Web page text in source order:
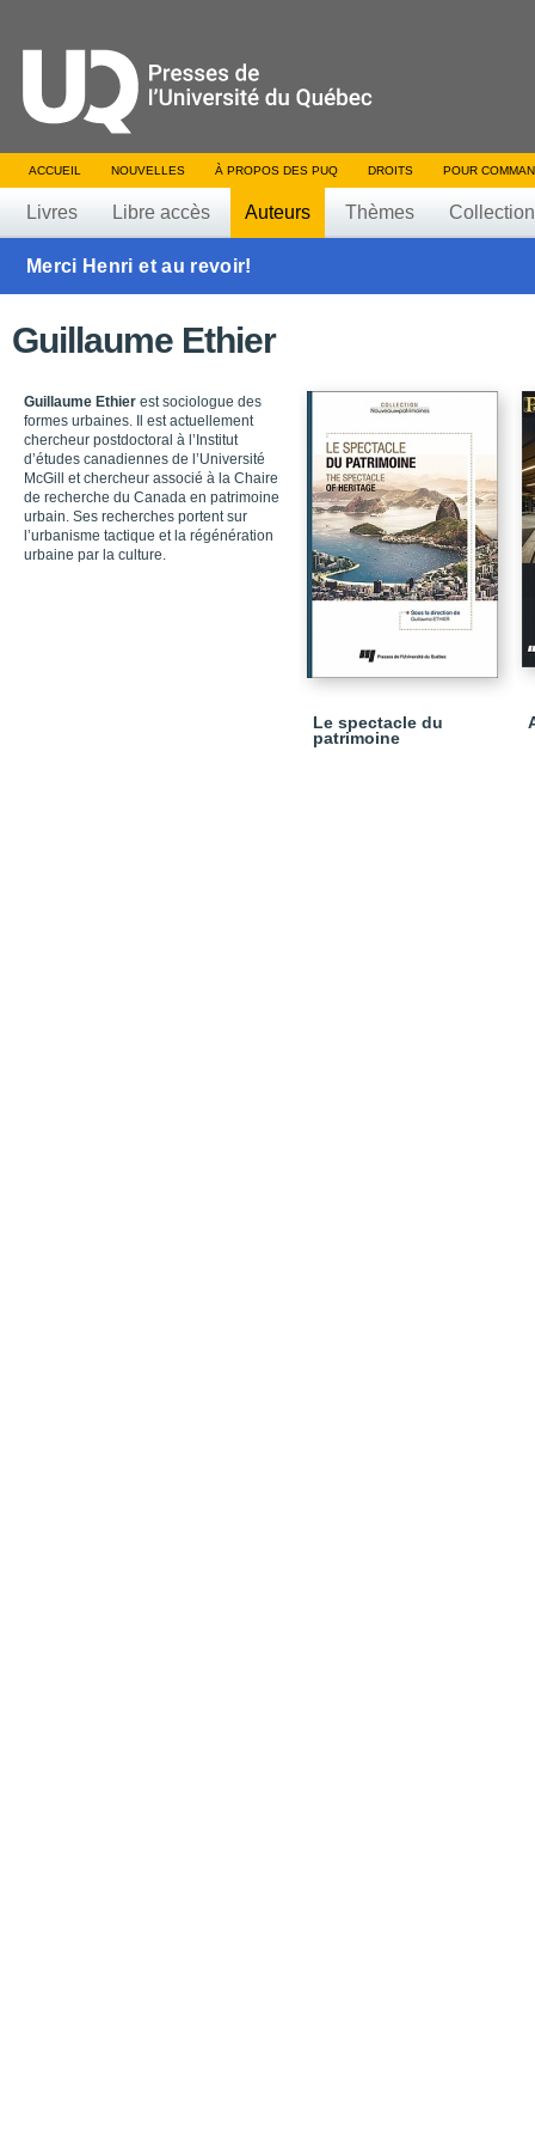
ACCUEIL NOUVELLES À PROPOS DES PUQ DROITS POUR
Livres Libre accès Auteurs Thèmes
Merci Henri et au revoir!
Guillaume Ethier
Guillaume Ethier est sociologue des
formes urbaines. Il est actuellement
chercheur post­doctoral à l’Institut
d’études canadiennes de l’Université
McGill et chercheur associé à la Chaire
de recherche du Canada en patrimoine
urbain. Ses recherches portent sur
l’urbanisme tactique et la régénération
urbaine par la culture.
Le spectacle du
patrimoine